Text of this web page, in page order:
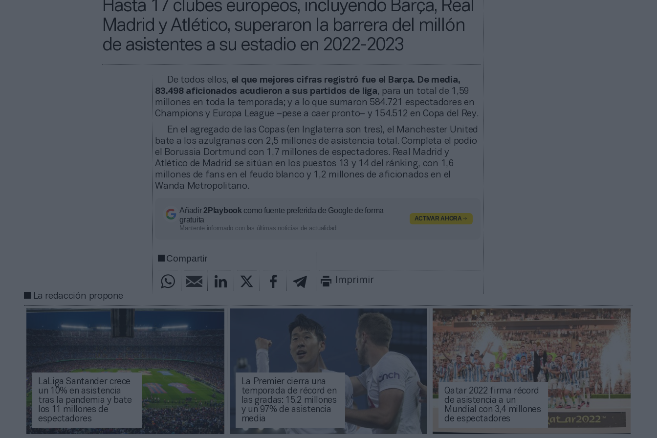
Hasta 17 clubes europeos, incluyendo Barça, Real
Madrid y Atlético, superaron la barrera del millón
de asistentes a su estadio en 2022-2023
De todos ellos, el que mejores cifras registró fue el Barça. De media,
83.498 aficionados acudieron a sus partidos de liga, para un total de 1,59
millones en toda la temporada; y a lo que sumaron 584.721 espectadores en
Champions y Europa League –pese a caer pronto– y 154.512 en Copa del Rey.
En el agregado de las Copas (en Inglaterra son tres), el Manchester United
bate a los azulgranas con 2,5 millones de asistencia total. Completa el podio
el Borussia Dortmund con 1,7 millones de espectadores. Real Madrid y
Atlético de Madrid se sitúan en los puestos 13 y 14 del ránking, con 1,6
millones de fans en el feudo blanco y 1,2 millones de aficionados en el
Wanda Metropolitano.
Añadir2Playbook como fuente preferida de Google de forma
gratuita
Mantente informado con las últimas noticias de actualidad.
ACTIVAR AHORA
Compartir
Imprimir
La redacción propone
LaLiga Santander crece
un 10% en asistencia
tras la pandemia y bate
los 11 millones de
espectadores
La Premier cierra una
temporada de récord en
las gradas: 15,2 millones
y un 97% de asistencia
media
Qatar 2022 firma récord
de asistencia a un
Mundial con 3,4 millones
de espectadores